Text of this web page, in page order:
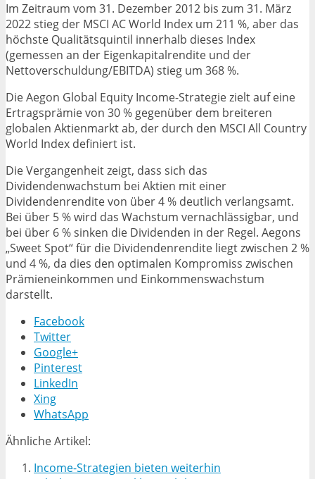
Im Zeitraum vom 31. Dezember 2012 bis zum 31. März
2022 stieg der MSCI AC World Index um 211 %, aber das
höchste Qualitätsquintil innerhalb dieses Index
(gemessen an der Eigenkapitalrendite und der
Nettoverschuldung/EBITDA) stieg um 368 %.
Die Aegon Global Equity Income-Strategie zielt auf eine
Ertragsprämie von 30 % gegenüber dem breiteren
globalen Aktienmarkt ab, der durch den MSCI All Country
World Index definiert ist.
Die Vergangenheit zeigt, dass sich das
Dividendenwachstum bei Aktien mit einer
Dividendenrendite von über 4 % deutlich verlangsamt.
Bei über 5 % wird das Wachstum vernachlässigbar, und
bei über 6 % sinken die Dividenden in der Regel. Aegons
„Sweet Spot“ für die Dividendenrendite liegt zwischen 2 %
und 4 %, da dies den optimalen Kompromiss zwischen
Prämieneinkommen und Einkommenswachstum
darstellt.
Facebook
Twitter
Google+
Pinterest
LinkedIn
Xing
WhatsApp
Ähnliche Artikel:
Income-Strategien bieten weiterhin